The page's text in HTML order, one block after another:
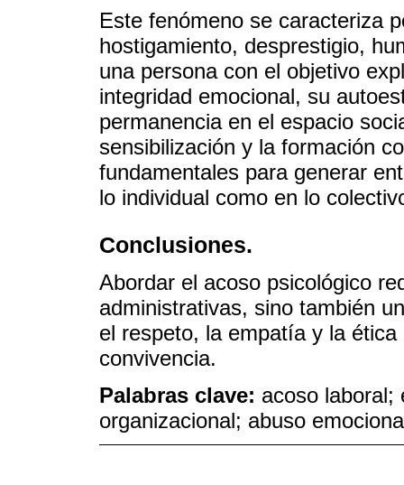
Este fenómeno se caracteriza
hostigamiento, desprestigio,
una persona con el objetivo
integridad emocional, su
permanencia en el espacio
sensibilización y la formación
fundamentales para generar
lo individual como en lo
Conclusiones.
Abordar el acoso psicológico
administrativas, sino también
el respeto, la empatía y la
convivencia.
Palabras clave: acoso laboral;
organizacional; abuso